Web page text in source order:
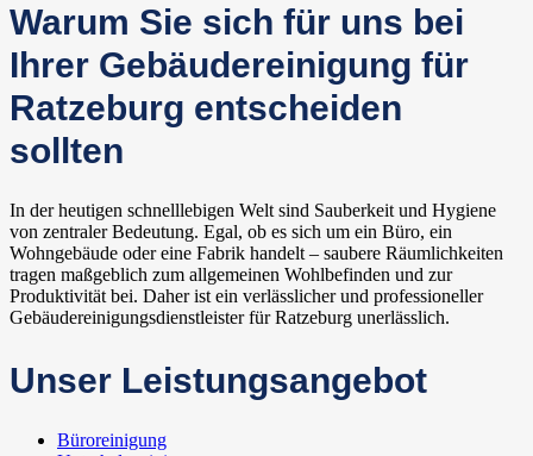
Warum Sie sich für uns bei
Ihrer Gebäudereinigung für
Ratzeburg entscheiden
sollten
In der heutigen schnelllebigen Welt sind Sauberkeit und Hygiene
von zentraler Bedeutung. Egal, ob es sich um ein Büro, ein
Wohngebäude oder eine Fabrik handelt – saubere Räumlichkeiten
tragen maßgeblich zum allgemeinen Wohlbefinden und zur
Produktivität bei. Daher ist ein verlässlicher und professioneller
Gebäudereinigungsdienstleister für Ratzeburg unerlässlich.
Unser Leistungsangebot
Büroreinigung